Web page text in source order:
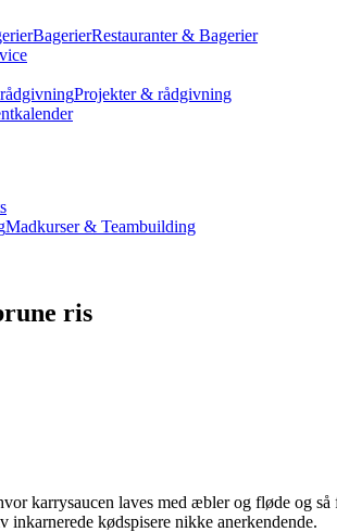
Madkurser & Teambuilding
BagerierRestauranter & Bagerier
rådgivningProjekter & rådgivning
ris
karrysaucen laves med æbler og fløde og
inkarnerede kødspisere nikke anerkendende.